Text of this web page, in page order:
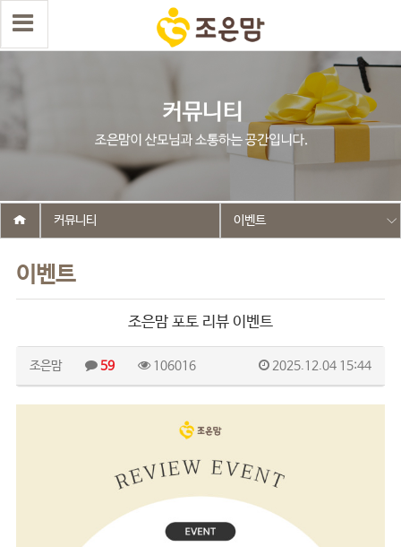
이벤트
커뮤니티 이벤트
조은맘 포토 리뷰 이벤트
조은맘 59 106016 2025.12.04 15:44